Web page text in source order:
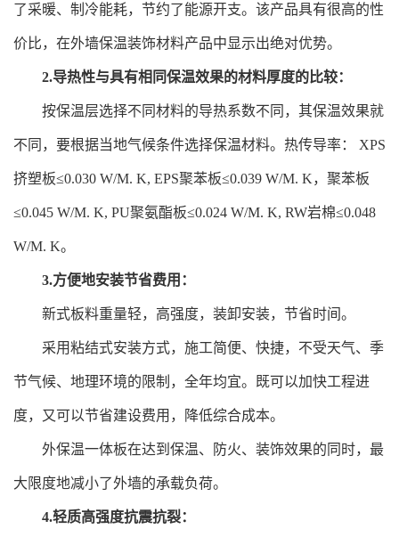
了采暖、制冷能耗，节约了能源开支。该产品具有很高的性
价比，在外墙保温装饰材料产品中显示出绝对优势。
2.导热性与具有相同保温效果的材料厚度的比较：
按保温层选择不同材料的导热系数不同，其保温效果就
不同，要根据当地气候条件选择保温材料。热传导率： XPS
挤塑板≤0.030 W/M. K, EPS聚苯板≤0.039 W/M. K，聚苯板
≤0.045 W/M. K, PU聚氨酯板≤0.024 W/M. K, RW岩棉≤0.048
W/M. K。
3.方便地安装节省费用：
新式板料重量轻，高强度，装卸安装，节省时间。
采用粘结式安装方式，施工简便、快捷，不受天气、季
节气候、地理环境的限制，全年均宜。既可以加快工程进
度，又可以节省建设费用，降低综合成本。
外保温一体板在达到保温、防火、装饰效果的同时，最
大限度地减小了外墙的承载负荷。
4.轻质高强度抗震抗裂：